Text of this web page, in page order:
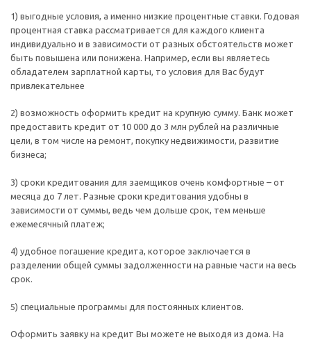
1) выгодные условия, а именно низкие процентные ставки. Годовая
процентная ставка рассматривается для каждого клиента
индивидуально и в зависимости от разных обстоятельств может
быть повышена или понижена. Например, если вы являетесь
обладателем зарплатной карты, то условия для Вас будут
привлекательнее
2) возможность оформить кредит на крупную сумму. Банк может
предоставить кредит от 10 000 до 3 млн рублей на различные
цели, в том числе на ремонт, покупку недвижимости, развитие
бизнеса;
3) сроки кредитования для заемщиков очень комфортные – от
месяца до 7 лет. Разные сроки кредитования удобны в
зависимости от суммы, ведь чем дольше срок, тем меньше
ежемесячный платеж;
4) удобное погашение кредита, которое заключается в
разделении общей суммы задолженности на равные части на весь
срок.
5) специальные программы для постоянных клиентов.
Оформить заявку на кредит Вы можете не выходя из дома. На